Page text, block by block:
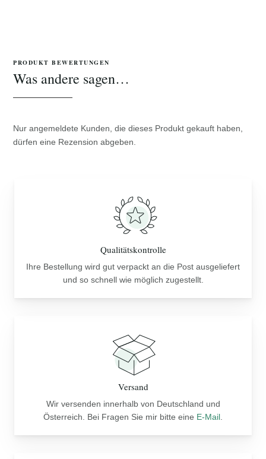
PRODUKT BEWERTUNGEN
Was andere sagen…
Nur angemeldete Kunden, die dieses Produkt gekauft haben,
dürfen eine Rezension abgeben.
Qualitätskontrolle
Ihre Bestellung wird gut verpackt an die Post ausgeliefert
und so schnell wie möglich zugestellt.
Versand
Wir versenden innerhalb von Deutschland und
Österreich. Bei Fragen Sie mir bitte eine E-Mail